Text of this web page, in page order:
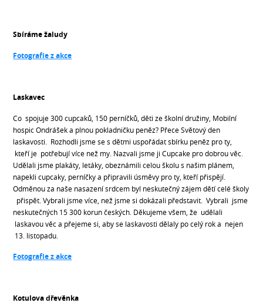
Sbíráme žaludy
Fotografie z akce
Laskavec
Co spojuje 300 cupcaků, 150 perníčků, děti ze školní družiny, Mobilní
hospic Ondrášek a plnou pokladničku peněz? Přece Světový den
laskavosti. Rozhodli jsme se s dětmi uspořádat sbírku peněz pro ty,
kteří je potřebují více než my. Nazvali jsme ji Cupcake pro dobrou věc.
Udělali jsme plakáty, letáky, obeznámili celou školu s našim plánem,
napekli cupcaky, perníčky a připravili úsměvy pro ty, kteří přispějí.
Odměnou za naše nasazení srdcem byl neskutečný zájem dětí celé školy
přispět. Vybrali jsme více, než jsme si dokázali představit. Vybrali jsme
neskutečných 15 300 korun českých. Děkujeme všem, že udělali
laskavou věc a přejeme si, aby se laskavosti dělaly po celý rok a nejen
13. listopadu.
Fotografie z akce
Kotulova dřevěnka